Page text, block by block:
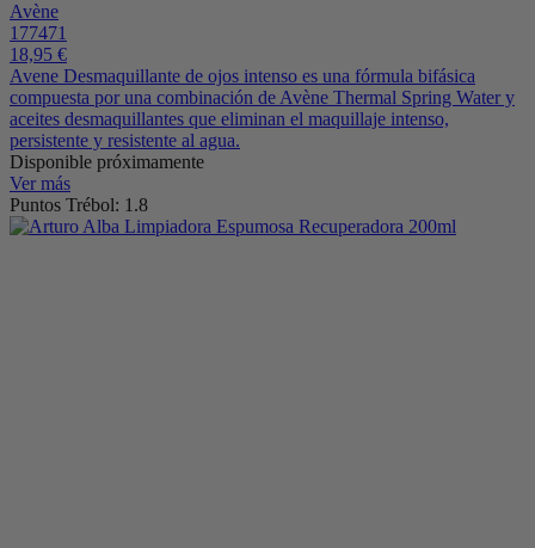
Avène
177471
18,95 €
Avene Desmaquillante de ojos intenso es una fórmula bifásica
compuesta por una combinación de Avène Thermal Spring Water y
aceites desmaquillantes que eliminan el maquillaje intenso,
persistente y resistente al agua.
Disponible próximamente
Ver más
Puntos Trébol: 1.8